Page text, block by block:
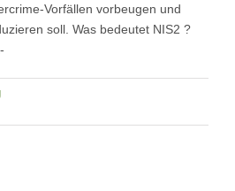
Vorfällen vorbeugen und
soll. Was bedeutet NIS2 ?